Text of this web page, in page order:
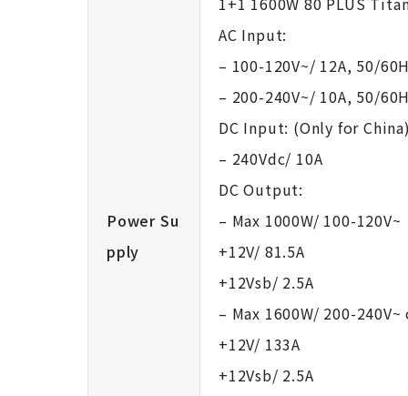
Power Su
pply
AC Input:
– 100-120V~/ 12A, 50/
– 200-240V~/ 10A, 50/
DC Input: (Only for
– 240Vdc/ 10A
DC Output:
– Max 1000W/ 100-120V~
+12V/ 81.5A
+12Vsb/ 2.5A
– Max 1600W/ 200-
+12V/ 133A
+12Vsb/ 2.5A